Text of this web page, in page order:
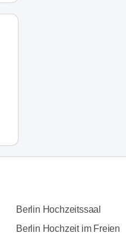
Berlin Hochzeitssaal
Berlin Hochzeit im Freien